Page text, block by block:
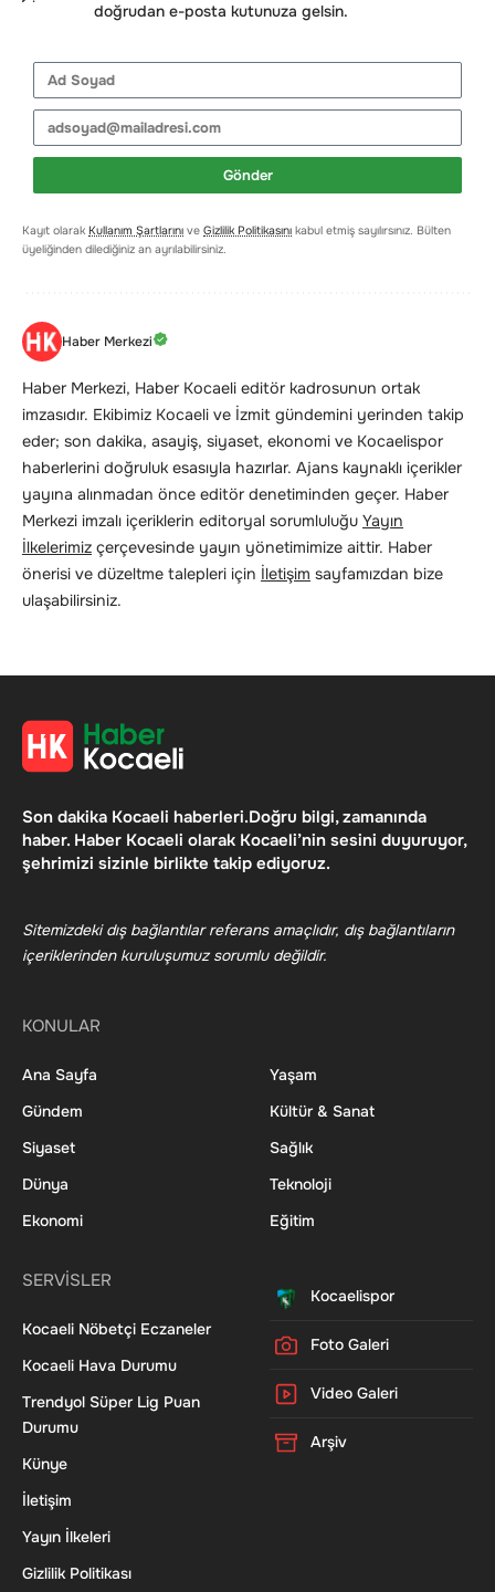
doğrudan e-posta kutunuza gelsin.
Gönder
Kayıt olarak Kullanım Şartlarını ve Gizlilik Politikasını kabul etmiş sayılırsınız. Bülten
üyeliğinden dilediğiniz an ayrılabilirsiniz.
Haber Merkezi
Haber Merkezi, Haber Kocaeli editör kadrosunun ortak
imzasıdır. Ekibimiz Kocaeli ve İzmit gündemini yerinden takip
eder; son dakika, asayiş, siyaset, ekonomi ve Kocaelispor
haberlerini doğruluk esasıyla hazırlar. Ajans kaynaklı içerikler
yayına alınmadan önce editör denetiminden geçer. Haber
Merkezi imzalı içeriklerin editoryal sorumluluğu Yayın
İlkelerimiz çerçevesinde yayın yönetimimize aittir. Haber
önerisi ve düzeltme talepleri için İletişim sayfamızdan bize
ulaşabilirsiniz.
Son dakika Kocaeli haberleri.Doğru bilgi, zamanında
haber. Haber Kocaeli olarak Kocaeli’nin sesini duyuruyor,
şehrimizi sizinle birlikte takip ediyoruz.
Sitemizdeki dış bağlantılar referans amaçlıdır, dış bağlantıların
içeriklerinden kuruluşumuz sorumlu değildir.
KONULAR
Ana Sayfa
Gündem
Siyaset
Dünya
Ekonomi
Yaşam
Kültür & Sanat
Sağlık
Teknoloji
Eğitim
SERVİSLER
Kocaeli Nöbetçi Eczaneler
Kocaeli Hava Durumu
Trendyol Süper Lig Puan
Durumu
Künye
İletişim
Yayın İlkeleri
Gizlilik Politikası
Kocaelispor
Foto Galeri
Video Galeri
Arşiv